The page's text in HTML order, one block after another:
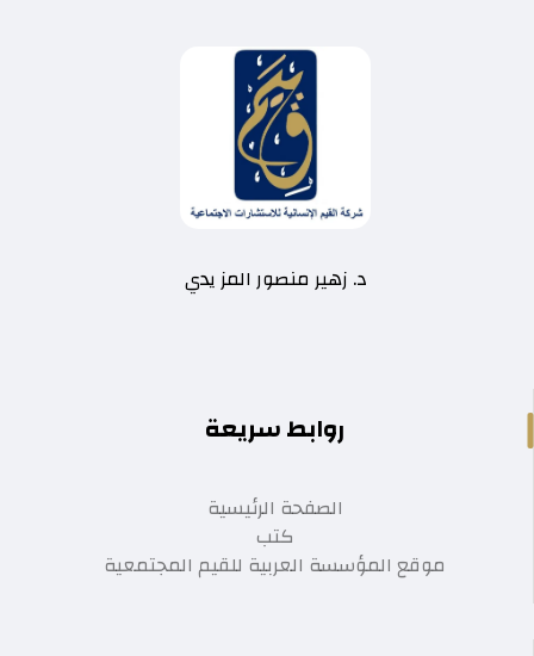
د. زهير منصور المز يدي
روابط سريعة
الصفحة الرئيسية
كتب
موقع المؤسسة العربية للقيم المجتمعية